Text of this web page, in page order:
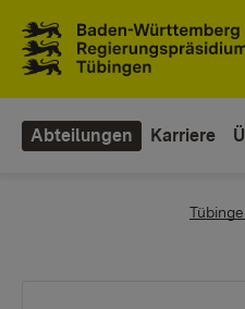
Abteilungen Karriere
You